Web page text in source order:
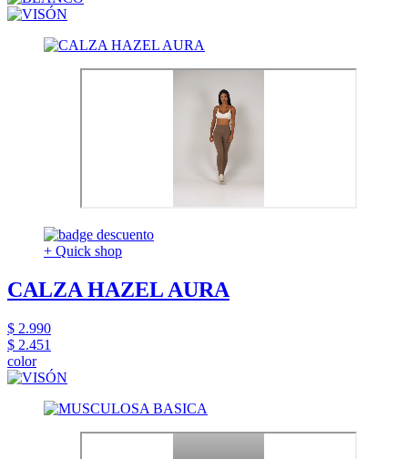
+ Quick shop
CALZA HAZEL AURA
$ 2.990
$ 2.451
color